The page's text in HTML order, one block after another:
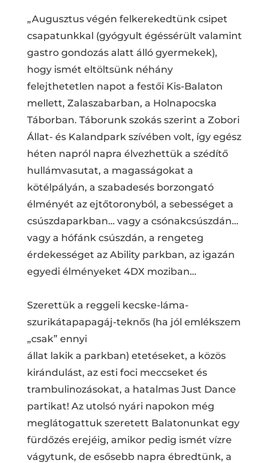
„Augusztus végén felkerekedtünk csipet
csapatunkkal (gyógyult égéssérült valamint
gastro gondozás alatt álló gyermekek),
hogy ismét eltöltsünk néhány
felejthetetlen napot a festői Kis-Balaton
mellett, Zalaszabarban, a Holnapocska
Táborban. Táborunk szokás szerint a Zobori
Állat- és Kalandpark szívében volt, így egész
héten napról napra élvezhettük a szédítő
hullámvasutat, a magasságokat a
kötélpályán, a szabadesés borzongató
élményét az ejtőtoronyból, a sebességet a
csúszdaparkban… vagy a csónakcsúszdán…
vagy a hófánk csúszdán, a rengeteg
érdekességet az Ability parkban, az igazán
egyedi élményeket 4DX moziban…
Szerettük a reggeli kecske-láma-
szurikátapapagáj-teknős (ha jól emlékszem
„csak” ennyi
állat lakik a parkban) etetéseket, a közös
kirándulást, az esti foci meccseket és
trambulinozásokat, a hatalmas Just Dance
partikat! Az utolsó nyári napokon még
meglátogattuk szeretett Balatonunkat egy
fürdőzés erejéig, amikor pedig ismét vízre
vágytunk, de esősebb napra ébredtünk, a